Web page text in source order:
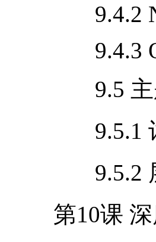
9.4.2
9.4.3
9.5 主
9.5.1
9.5.2
第10课